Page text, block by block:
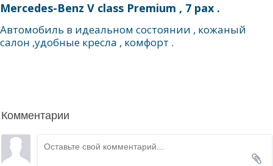
Mercedes-Benz V class Premium , 7 pax .
Автомобиль в идеальном состоянии , кожаный
салон ,удобные кресла , комфорт .
Комментарии